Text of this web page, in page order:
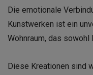
Die emotionale
Kunstwerken ist ein
Wohnraum, das sowohl
Diese Kreationen sind